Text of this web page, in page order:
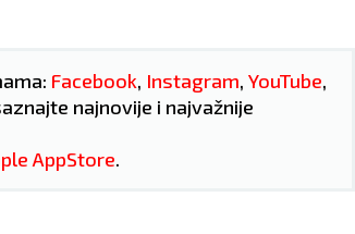
Facebook, Instagram, YouTube,
najnovije i najvažnije
AppStore.